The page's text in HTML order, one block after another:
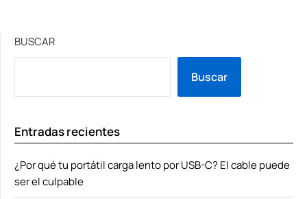
BUSCAR
Buscar
Entradas recientes
¿Por qué tu portátil carga lento por USB-C? El cable puede
ser el culpable